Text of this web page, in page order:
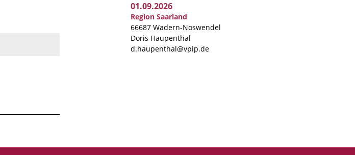
01.09.2026
Region Saarland
66687 Wadern-Noswendel
Doris Haupenthal
d.haupenthal@vpip.de